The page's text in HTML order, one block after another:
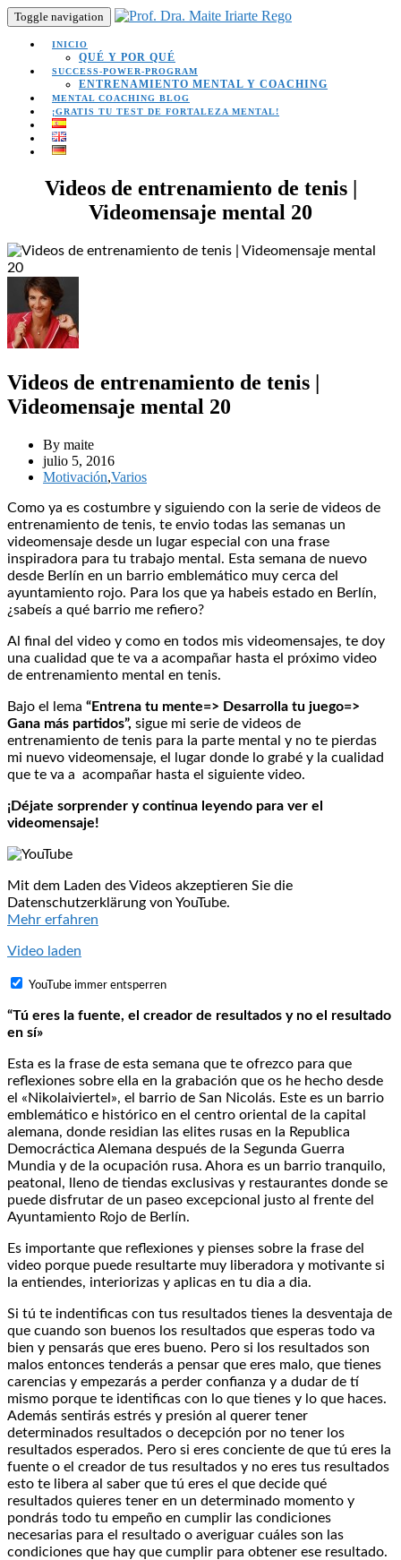
Toggle navigation
INICIO
QUÉ Y POR QUÉ
SUCCESS-POWER-PROGRAM
ENTRENAMIENTO MENTAL Y COACHING
MENTAL COACHING BLOG
¡GRATIS TU TEST DE FORTALEZA MENTAL!
Videos de entrenamiento de tenis |
Videomensaje mental 20
Videos de entrenamiento de tenis |
Videomensaje mental 20
By maite
julio 5, 2016
Motivación,Varios
Como ya es costumbre y siguiendo con la serie de videos de
entrenamiento de tenis, te envio todas las semanas un
videomensaje desde un lugar especial con una frase
inspiradora para tu trabajo mental. Esta semana de nuevo
desde Berlín en un barrio emblemático muy cerca del
ayuntamiento rojo. Para los que ya habeis estado en Berlín,
¿sabeís a qué barrio me refiero?
Al final del video y como en todos mis videomensajes, te doy
una cualidad que te va a acompañar hasta el próximo video
de entrenamiento mental en tenis.
Bajo el lema “Entrena tu mente=> Desarrolla tu juego=>
Gana más partidos”, sigue mi serie de videos de
entrenamiento de tenis para la parte mental y no te pierdas
mi nuevo videomensaje, el lugar donde lo grabé y la cualidad
que te va a acompañar hasta el siguiente video.
¡Déjate sorprender y continua leyendo para ver el
videomensaje!
Mit dem Laden des Videos akzeptieren Sie die
Datenschutzerklärung von YouTube.
Mehr erfahren
Video laden
YouTube immer entsperren
“Tú eres la fuente, el creador de resultados y no el resultado
en sí»
Esta es la frase de esta semana que te ofrezco para que
reflexiones sobre ella en la grabación que os he hecho desde
el «Nikolaiviertel», el barrio de San Nicolás. Este es un barrio
emblemático e histórico en el centro oriental de la capital
alemana, donde residian las elites rusas en la Republica
Democráctica Alemana después de la Segunda Guerra
Mundia y de la ocupación rusa. Ahora es un barrio tranquilo,
peatonal, lleno de tiendas exclusivas y restaurantes donde se
puede disfrutar de un paseo excepcional justo al frente del
Ayuntamiento Rojo de Berlín.
Es importante que reflexiones y pienses sobre la frase del
video porque puede resultarte muy liberadora y motivante si
la entiendes, interiorizas y aplicas en tu dia a dia.
Si tú te indentificas con tus resultados tienes la desventaja de
que cuando son buenos los resultados que esperas todo va
bien y pensarás que eres bueno. Pero si los resultados son
malos entonces tenderás a pensar que eres malo, que tienes
carencias y empezarás a perder confianza y a dudar de tí
mismo porque te identificas con lo que tienes y lo que haces.
Además sentirás estrés y presión al querer tener
determinados resultados o decepción por no tener los
resultados esperados. Pero si eres conciente de que tú eres la
fuente o el creador de tus resultados y no eres tus resultados
esto te libera al saber que tú eres el que decide qué
resultados quieres tener en un determinado momento y
pondrás todo tu empeño en cumplir las condiciones
necesarias para el resultado o averiguar cuáles son las
condiciones que hay que cumplir para obtener ese resultado.